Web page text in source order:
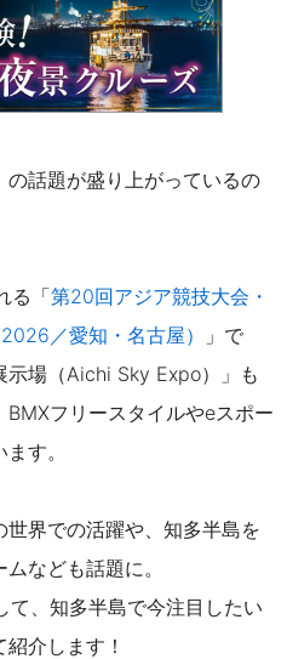
話題が盛り上がっているの
る「第20回アジア競技大会・
／愛知・名古屋）
」で
示場（Aichi Sky Expo）」も
フリースタイルやeスポー
す。
界での活躍や、知多半島を
なども話題に。
、知多半島で今注目したい
介します！